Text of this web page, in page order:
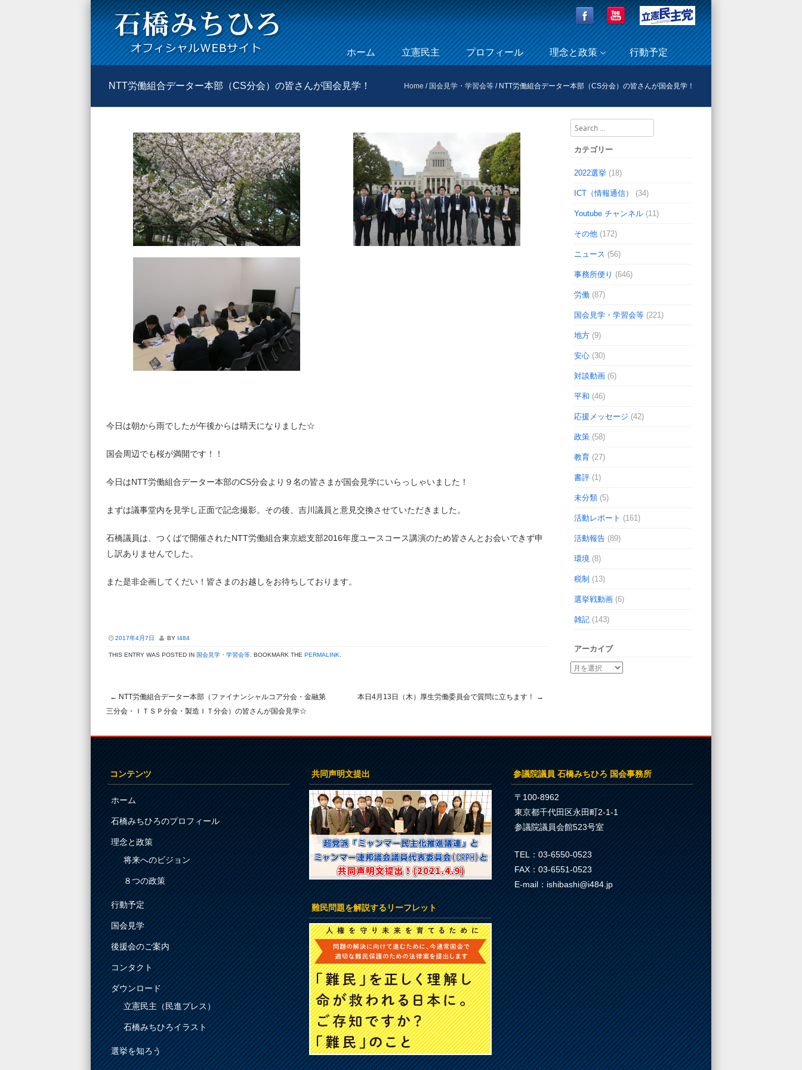
Menu
Skip to content
ホーム 立憲民主 プロフィール 理念と政策 行動予定
NTT労働組合データー本部（CS分会）の皆さんが国会見学！ Home / 国会見学・学習会等 / NTT労働組合データー本部（CS分会）の皆さんが国会見学！
今日は朝から雨でしたが午後からは晴天になりました☆
国会周辺でも桜が満開です！！
今日はNTT労働組合データー本部のCS分会より９名の皆さまが国会見学にいらっしゃいました！
まずは議事堂内を見学し正面で記念撮影。その後、吉川議員と意見交換させていただきました。
石橋議員は、つくばで開催されたNTT労働組合東京総支部2016年度ユースコース講演のため皆さんとお会いできず申
し訳ありませんでした。
また是非企画してくだい！皆さまのお越しをお待ちしております。
2017年4月7日 BY I484
THIS ENTRY WAS POSTED IN 国会見学・学習会等 . BOOKMARK THE PERMALINK
Post navigation
← NTT労働組合データー本部（ファイナンシャルコア分会・金融第
三分会・ＩＴＳＰ分会・製造ＩＴ分会）の皆さんが国会見学☆
本日4月13日（木）厚生労働委員会で質問に立ちます！ →
Search
カテゴリー
2022選挙 (18)
ICT（情報通信） (34)
Youtube チャンネル (11)
その他 (172)
ニュース (56)
事務所便り (646)
労働 (87)
国会見学・学習会等 (221)
地方 (9)
安心 (30)
対談動画 (6)
平和 (46)
応援メッセージ (42)
政策 (58)
教育 (27)
書評 (1)
未分類 (5)
活動レポート (161)
活動報告 (89)
環境 (8)
税制 (13)
選挙戦動画 (6)
雑記 (143)
アーカイブ
コンテンツ
ホーム
石橋みちひろのプロフィール
理念と政策
将来へのビジョン
８つの政策
行動予定
国会見学
後援会のご案内
コンタクト
ダウンロード
立憲民主（民進プレス）
石橋みちひろイラスト
選挙を知ろう
共同声明文提出
難民問題を解説するリーフレット
参議院議員 石橋みちひろ 国会事務所
〒100-8962
東京都千代田区永田町2-1-1
参議院議員会館523号室
TEL：03-6550-0523
FAX：03-6551-0523
E-mail：ishibashi@i484.jp